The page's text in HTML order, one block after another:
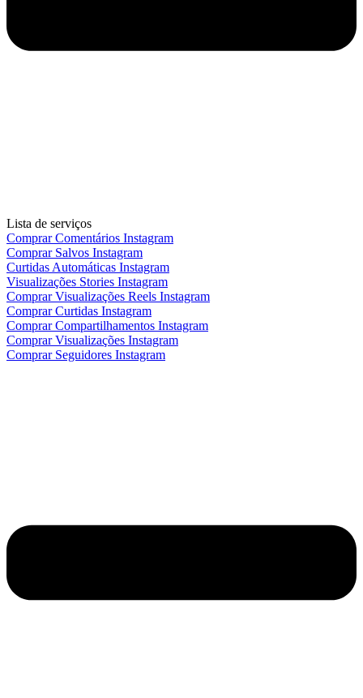
Lista de serviços
Comprar Comentários Instagram
Comprar Salvos Instagram
Curtidas Automáticas Instagram
Visualizações Stories Instagram
Comprar Visualizações Reels Instagram
Comprar Curtidas Instagram
Comprar Compartilhamentos Instagram
Comprar Visualizações Instagram
Comprar Seguidores Instagram